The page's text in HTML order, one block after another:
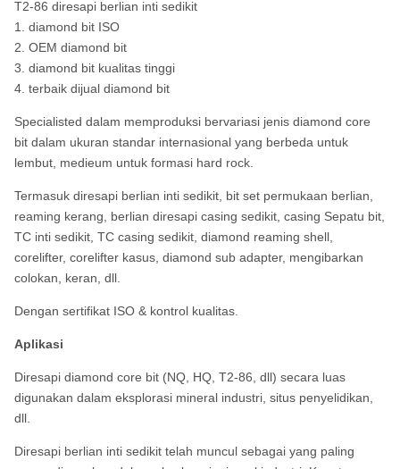
T2-86 diresapi berlian inti sedikit
1. diamond bit ISO
2. OEM diamond bit
3. diamond bit kualitas tinggi
4. terbaik dijual diamond bit
Specialisted dalam memproduksi bervariasi jenis diamond core
bit dalam ukuran standar internasional yang berbeda untuk
lembut, medieum untuk formasi hard rock.
Termasuk diresapi berlian inti sedikit, bit set permukaan berlian,
reaming kerang, berlian diresapi casing sedikit, casing Sepatu bit,
TC inti sedikit, TC casing sedikit, diamond reaming shell,
corelifter, corelifter kasus, diamond sub adapter, mengibarkan
colokan, keran, dll.
Dengan sertifikat ISO & kontrol kualitas.
Aplikasi
Diresapi diamond core bit (NQ, HQ, T2-86, dll) secara luas
digunakan dalam eksplorasi mineral industri, situs penyelidikan,
dll.
Diresapi berlian inti sedikit telah muncul sebagai yang paling